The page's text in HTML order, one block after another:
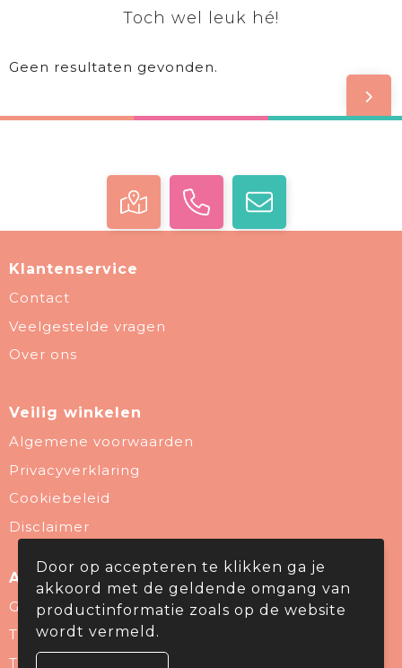
Toch wel leuk hé!
Geen resultaten gevonden.
Klantenservice
Contact
Veelgestelde vragen
Over ons
Veilig winkelen
Algemene voorwaarden
Privacyverklaring
Cookiebeleid
Disclaimer
Aanbevolen categorieën
Give Aways
Thema & Branche
Technologie & gadgets
Door op accepteren te klikken ga je
akkoord met de geldende omgang van
productinformatie zoals op de website
wordt vermeld.